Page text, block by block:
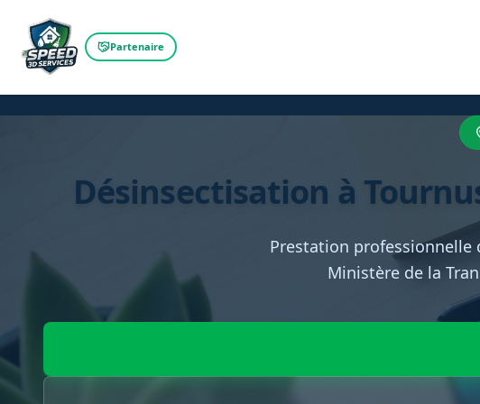
Partenaire
Désinsectisation à
Prestation professionnelle
Ministère de la